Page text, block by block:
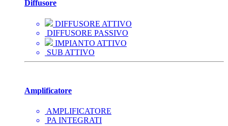
Diffusore
DIFFUSORE ATTIVO
DIFFUSORE PASSIVO
IMPIANTO ATTIVO
SUB ATTIVO
Amplificatore
AMPLIFICATORE
PA INTEGRATI